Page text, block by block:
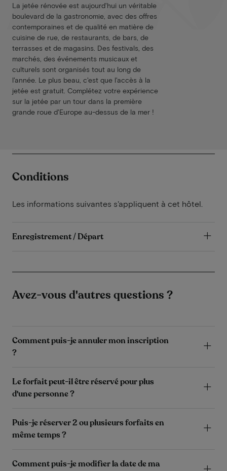
La jetée rénovée est aujourd'hui un véritable
boulevard de la gastronomie, avec des offres
contemporaines et de qualité en matière de
cuisine de rue, de restaurants, de bars, de
terrasses et de magasins. Des festivals, des
marchés, des événements musicaux et
culturels sont organisés tout au long de
l'année. Le plus beau, c'est que l'accès à la
jetée est gratuit. Complétez votre expérience
sur la jetée par un tour dans la première
grande roue d'Europe au-dessus de la mer !
Conditions
Les informations suivantes s'appliquent à cet hôtel.
Enregistrement / Départ
Avez-vous d'autres questions ?
Comment puis-je annuler mon inscription
?
Le forfait peut-il être réservé pour plus
d'une personne ?
Puis-je réserver 2 ou plusieurs forfaits en
même temps ?
Comment puis-je modifier la date de ma